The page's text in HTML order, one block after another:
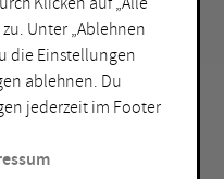
Unter „Ablehnen
die Einstellungen
ablehnen. Du
jederzeit im Footer